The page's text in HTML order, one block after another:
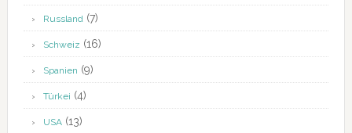
Russland(7)
Schweiz (16)
Spanien (9)
Türkei (4)
USA(13)